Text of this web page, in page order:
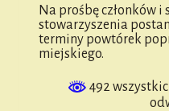
Na prośbę członków
stowarzyszenia
terminy powtórek
miejskiego.
492